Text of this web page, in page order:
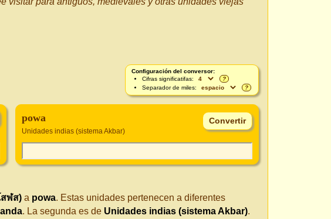
Configuración del conversor:
Cifras significatifas:
?
Separador de miles:
?
powa
Unidades indias (sistema Akbar)
ฬส) a powa. Estas unidades pertenecen a diferentes
. La segunda es de Unidades indias (sistema Akbar).